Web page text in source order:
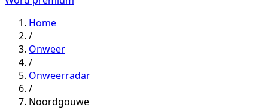
Home
/
Onweer
/
Onweerradar
/
Noordgouwe